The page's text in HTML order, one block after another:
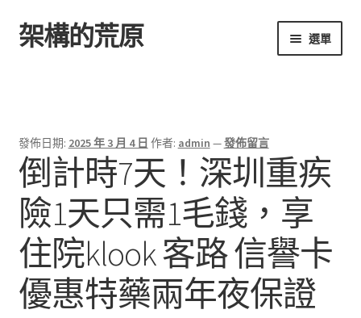
跳
至
跳
至
架構的荒原 選單
發佈日期: 2025 年 3 月 4 日 作者: admin —發佈留言
倒計時7天！深圳重疾
險1天只需1毛錢，享
住院klook 客路 信譽卡
優惠特藥兩年夜保證